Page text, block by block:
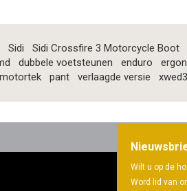
Sidi Sidi Crossfire 3 Motorcycle Boot
dubbele voetsteunen enduro
pant verlaagde versie xwed3
Wilt u op de
Word lid van